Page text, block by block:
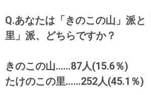
Q.あなたは「きのこの山」派と
里」派、どちらですか？
きのこの山……87人(15.6％)
たけのこの里……252人(45.1％)